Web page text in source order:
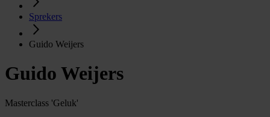
Sprekers
Guido Weijers
Guido Weijers
Masterclass 'Geluk'